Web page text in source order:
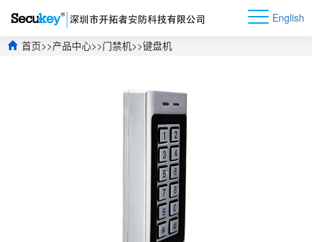
English
首页>>产品中心>>门禁机>>键盘机